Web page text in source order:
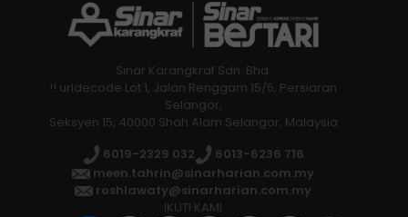
Sinar Karangkraf Sdn. Bhd.
!! urldecode Lot 1, Jalan Renggam 15/5, Persiaran
Selangor,
Seksyen 15, 40000 Shah Alam Selangor, Malaysia
6019-2329 032
6013-6236 716
meen.tahrin@sinarharian.com.my
roshlawaty@sinarharian.com.my
IKUTI KAMI